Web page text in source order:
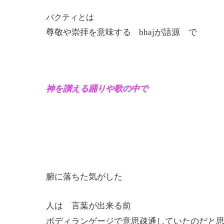
バクティとは
尊敬や崇拝を意味する bhajが語源 で
神を讃える踊りや歌の中で
腑に落ちた気がした
人は 言葉が出来る前
ボディランゲージで意思疎通していたのだと